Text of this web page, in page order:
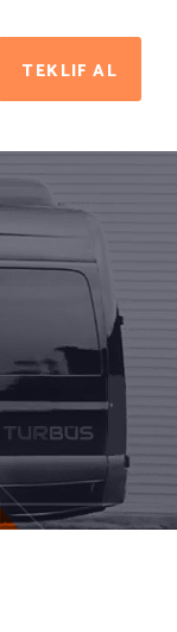
TEKLIF AL